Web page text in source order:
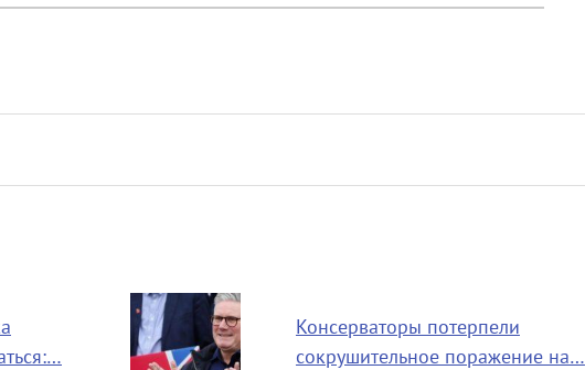
Консерваторы потерпели
сокрушительное поражение на…